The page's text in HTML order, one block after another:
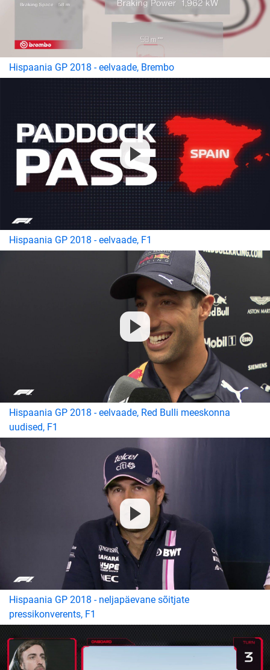
Hispaania GP 2018 - eelvaade, Brembo
Hispaania GP 2018 - eelvaade, F1
Hispaania GP 2018 - eelvaade, Red Bulli meeskonna
uudised, F1
Hispaania GP 2018 - neljapäevane sõitjate
pressikonverents, F1